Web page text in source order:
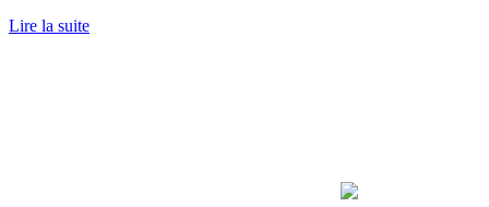
Lire la suite